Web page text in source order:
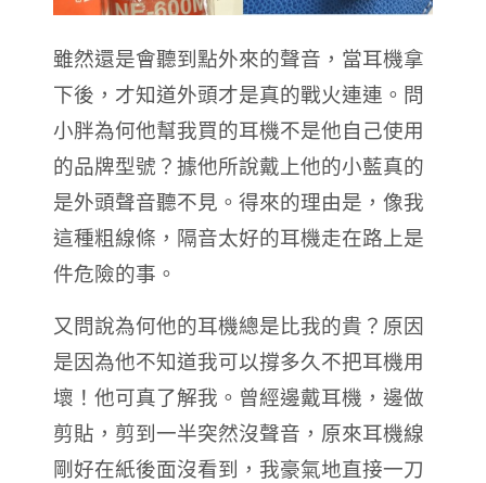
雖然還是會聽到點外來的聲音，當耳機拿
下後，才知道外頭才是真的戰火連連。 問
小胖為何他幫我買的耳機不是他自己使用
的品牌型號？據他所說戴上他的小藍真的
是外頭聲音聽不見。 得來的理由是，像我
這種粗線條，隔音太好的耳機走在路上是
件危險的事。
又問說為何他的耳機總是比我的貴？原因
是因為他不知道我可以撐多久不把耳機用
壞！他可真了解我。曾經邊戴耳機，邊做
剪貼，剪到一半突然沒聲音，原來耳機線
剛好在紙後面沒看到，我豪氣地直接一刀